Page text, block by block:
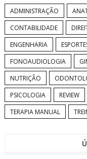
ADMINISTRAÇÃO
CONTABILIDADE
ENGENHARIA
FONOAUDIOLOGIA
NUTRIÇÃO
PSICOLOGIA
REVIEW
TERAPIA MANUAL